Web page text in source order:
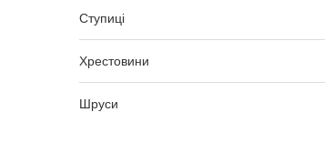
Ступиці
Хрестовини
Шруси